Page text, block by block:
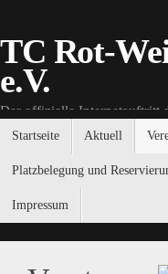
TC Rot-
e.V.
Der offizielle Internetauftritt
Startseite Aktuell
Platzbelegung und
Impressum